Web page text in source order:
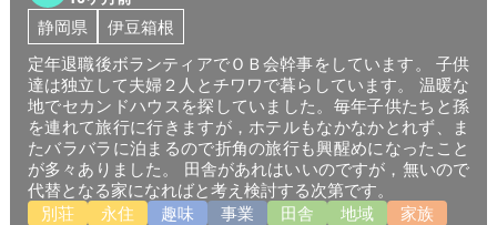
静岡県
伊豆箱根
定年退職後ボランティアでＯＢ会幹事をしています。 子供
達は独立して夫婦２人とチワワで暮らしています。 温暖な
地でセカンドハウスを探していました。毎年子供たちと孫
を連れて旅行に行きますが，ホテルもなかなかとれず、ま
たバラバラに泊まるので折角の旅行も興醒めになったこと
が多々ありました。 田舎があれはいいのですが，無いので
代替となる家になればと考え検討する次第です。
別荘
永住 趣味 事業 田舎 地域 家族